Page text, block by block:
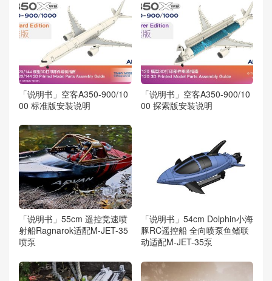
「说明书」空客A350-900/10
00 标准版安装说明
「说明书」空客A350-900/10
00 探索版安装说明
「说明书」55cm 遥控竞速喷
射船Ragnarok适配M-JET-35
喷泵
「说明书」54cm Dolphin小海
豚RC遥控船 全向喷泵鱼鳍联
动适配M-JET-35泵